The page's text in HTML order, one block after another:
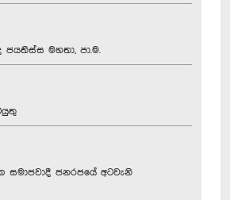
මහතා, පා.ම.
සමාජවාදී ජනරජයේ අටවැනි